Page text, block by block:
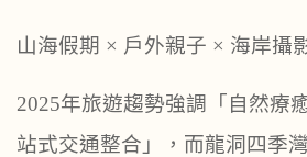
山海假期 × 戶外親子 × 海岸攝
2025年旅遊趨勢強調「自然療
站式交通整合」，而龍洞四季